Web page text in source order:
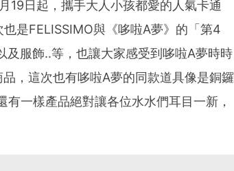
19日起，攜手大人小孩都愛的人氣卡通
是FELISSIMO與《哆啦A夢》的「第4
服飾..等，也讓大家感受到哆啦A夢時時
，這次也有哆啦A夢的同款道具像是銅鑼
一樣產品絕對讓各位水水們耳目一新，